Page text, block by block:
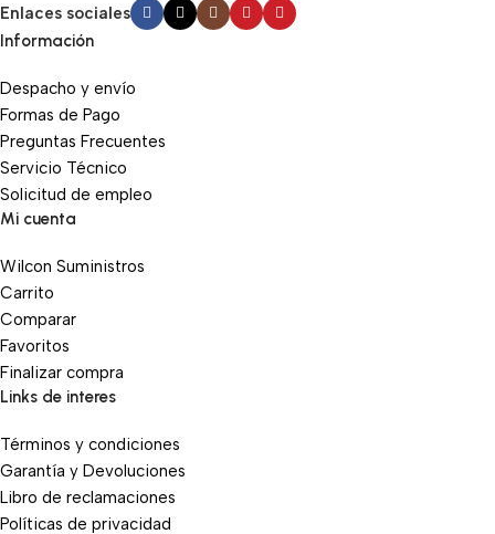
Enlaces sociales
Información
Despacho y envío
Formas de Pago
Preguntas Frecuentes
Servicio Técnico
Solicitud de empleo
Mi cuenta
Wilcon Suministros
Carrito
Comparar
Favoritos
Finalizar compra
Links de interes
Términos y condiciones
Garantía y Devoluciones
Libro de reclamaciones
Políticas de privacidad